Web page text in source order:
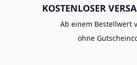
KOSTENLOSER
Ab einem Bestellwert
ohne